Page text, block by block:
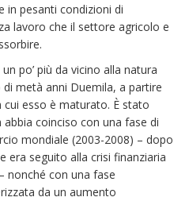
in pesanti condizioni di
lavoro che il settore agricolo e
po’ più da vicino alla natura
metà anni Duemila, a partire
esso è maturato. È stato
coinciso con una fase di
mondiale (2003-2008) – dopo
era seguito alla crisi finanziaria
nonché con una fase
da un aumento